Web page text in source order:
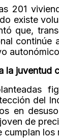
201
existe
que,
la juventud
del
en
de
los